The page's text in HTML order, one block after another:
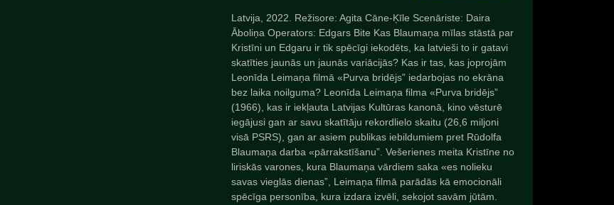
Latvija, 2022. Režisore: Agita Cāne-Ķīle Scenāriste: Daira
Āboliņa Operators: Edgars Bite Kas Blaumaņa mīlas stāstā par
Kristīni un Edgaru ir tik spēcīgi iekodēts, ka latvieši to ir gatavi
skatīties jaunās un jaunās variācijās? Kas ir tas, kas joprojām
Leonīda Leimaņa filmā «Purva bridējs” iedarbojas no ekrāna
bez laika noilguma? Leonīda Leimaņa filma «Purva bridējs”
(1966), kas ir iekļauta Latvijas Kultūras kanonā, kino vēsturē
iegājusi gan ar savu skatītāju rekordlielo skaitu (26,6 miljoni
visā PSRS), gan ar asiem publikas iebildumiem pret Rūdolfa
Blaumaņa darba «pārrakstīšanu”. Vešerienes meita Kristīne no
liriskās varones, kura Blaumaņa vārdiem saka «es nolieku
savas vieglās dienas”, Leimaņa filmā parādās kā emocionāli
spēcīga personība, kura izdara izvēli, sekojot savām jūtām.